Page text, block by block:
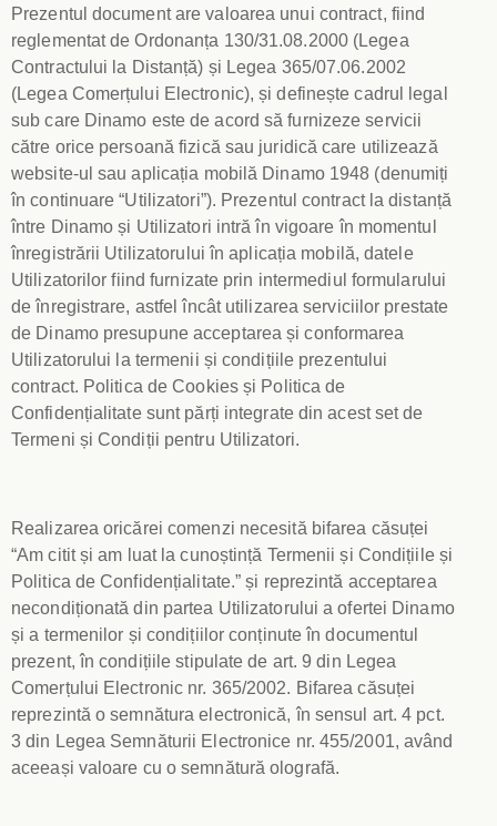
Prezentul document are valoarea unui contract, fiind
reglementat de Ordonanța 130/31.08.2000 (Legea
Contractului la Distanță) și Legea 365/07.06.2002
(Legea Comerțului Electronic), și definește cadrul legal
sub care Dinamo este de acord să furnizeze servicii
către orice persoană fizică sau juridică care utilizează
website-ul sau aplicația mobilă Dinamo 1948 (denumiți
în continuare “Utilizatori”). Prezentul contract la distanță
între Dinamo și Utilizatori intră în vigoare în momentul
înregistrării Utilizatorului în aplicația mobilă, datele
Utilizatorilor fiind furnizate prin intermediul formularului
de înregistrare, astfel încât utilizarea serviciilor prestate
de Dinamo presupune acceptarea și conformarea
Utilizatorului la termenii și condițiile prezentului
contract. Politica de Cookies și Politica de
Confidențialitate sunt părți integrate din acest set de
Termeni și Condiții pentru Utilizatori.
Realizarea oricărei comenzi necesită bifarea căsuței
“Am citit și am luat la cunoștință Termenii și Condițiile și
Politica de Confidențialitate.” și reprezintă acceptarea
necondiționată din partea Utilizatorului a ofertei Dinamo
și a termenilor și condițiilor conținute în documentul
prezent, în condițiile stipulate de art. 9 din Legea
Comerțului Electronic nr. 365/2002. Bifarea căsuței
reprezintă o semnătura electronică, în sensul art. 4 pct.
3 din Legea Semnăturii Electronice nr. 455/2001, având
aceeași valoare cu o semnătură olografă.